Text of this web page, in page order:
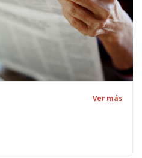
Ver más